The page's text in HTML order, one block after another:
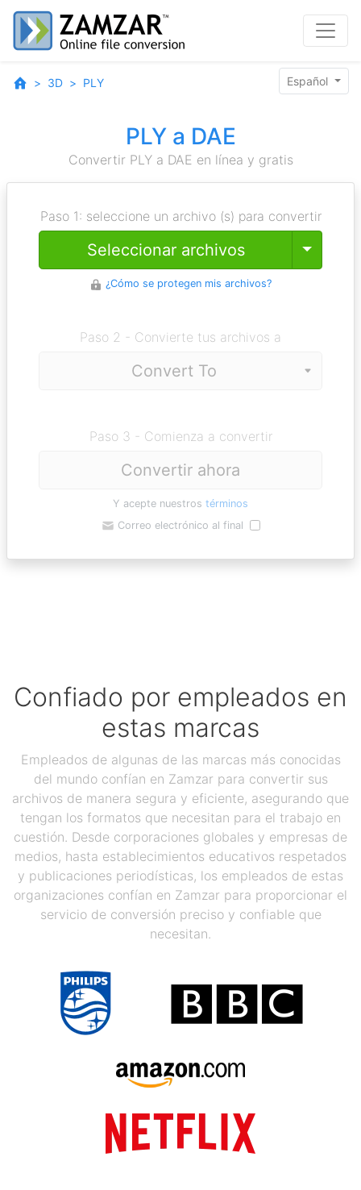
3D PLY Español
PLY a DAE
Convertir PLY a DAE en línea y gratis
Paso 1: seleccione un archivo (s) para convertir
Seleccionar archivos Toggle
¿Cómo se protegen mis archivos?
Paso 2 - Convierte tus archivos a
Paso 3 - Comienza a convertir
Convertir ahora
Y acepte nuestros términos
Correo electrónico al final
Confiado por empleados en
estas marcas
Empleados de algunas de las marcas más conocidas
del mundo confían en Zamzar para convertir sus
archivos de manera segura y eficiente, asegurando que
tengan los formatos que necesitan para el trabajo en
cuestión. Desde corporaciones globales y empresas de
medios, hasta establecimientos educativos respetados
y publicaciones periodísticas, los empleados de estas
organizaciones confían en Zamzar para proporcionar el
servicio de conversión preciso y confiable que
necesitan.